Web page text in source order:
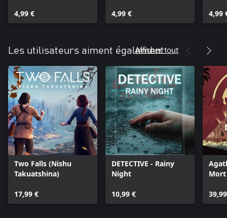
4,99 € 4,99 € 4,99
Les utilisateurs aiment également
Afficher tout
Two Falls (Nishu
Takuatshina)
17,99 €
DETECTIVE - Rainy
Night
10,99 €